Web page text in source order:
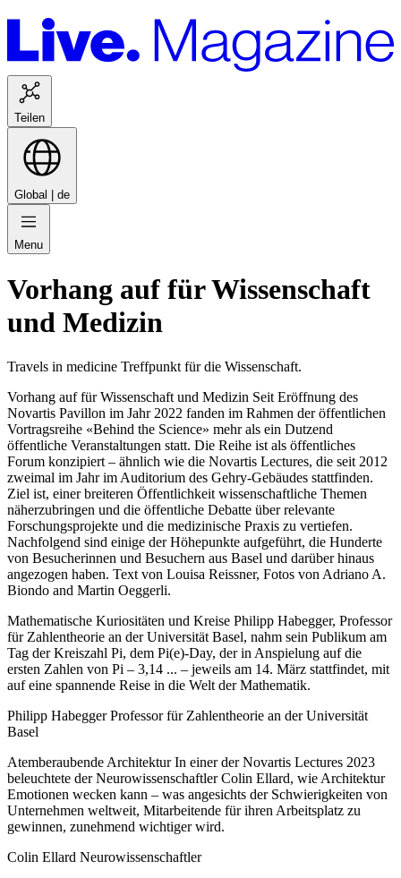
Teilen
Global | de
Menu
Vorhang auf für Wissenschaft
und Medizin
Travels in medicine Treffpunkt für die Wissenschaft.
Vorhang auf für Wissenschaft und Medizin Seit Eröffnung des
Novartis Pavillon im Jahr 2022 fanden im Rahmen der öffentlichen
Vortragsreihe «Behind the Science» mehr als ein Dutzend
öffentliche Veranstaltungen statt. Die Reihe ist als öffentliches
Forum konzipiert – ähnlich wie die Novartis Lectures, die seit 2012
zweimal im Jahr im Auditorium des Gehry-Gebäudes stattfinden.
Ziel ist, einer breiteren Öffentlichkeit wissenschaftliche Themen
näherzubringen und die öffentliche Debatte über relevante
Forschungsprojekte und die medizinische Praxis zu vertiefen.
Nachfolgend sind einige der Höhepunkte aufgeführt, die Hunderte
von Besucherinnen und Besuchern aus Basel und darüber hinaus
angezogen haben. Text von Louisa Reissner, Fotos von Adriano A.
Biondo and Martin Oeggerli.
Mathematische Kuriositäten und Kreise Philipp Habegger, Professor
für Zahlentheorie an der Universität Basel, nahm sein Publikum am
Tag der Kreiszahl Pi, dem Pi(e)-Day, der in Anspielung auf die
ersten Zahlen von Pi – 3,14 ... – jeweils am 14. März stattfindet, mit
auf eine spannende Reise in die Welt der Mathematik.
Philipp Habegger Professor für Zahlentheorie an der Universität
Basel
Atemberaubende Architektur In einer der Novartis Lectures 2023
beleuchtete der Neurowissenschaftler Colin Ellard, wie Architektur
Emotionen wecken kann – was angesichts der Schwierigkeiten von
Unternehmen weltweit, Mitarbeitende für ihren Arbeitsplatz zu
gewinnen, zunehmend wichtiger wird.
Colin Ellard Neurowissenschaftler